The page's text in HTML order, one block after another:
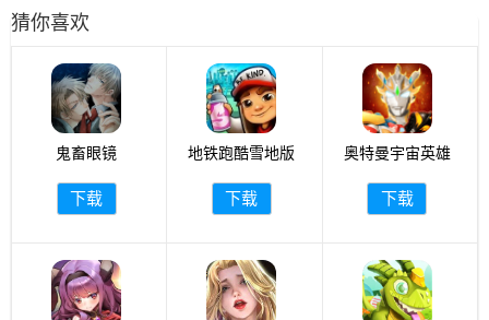
猜你喜欢
鬼畜眼镜
下载
地铁跑酷雪地版
下载
奥特曼宇宙英雄
下载